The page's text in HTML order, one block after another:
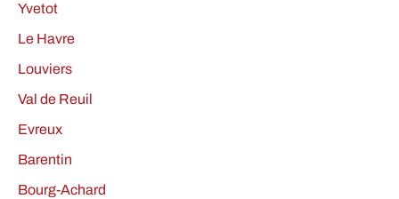
Yvetot
Le Havre
Louviers
Val de Reuil
Evreux
Barentin
Bourg-Achard